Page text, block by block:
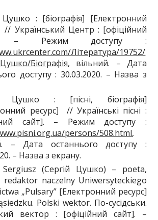
: [біографія] [Електронний
// Український Центр : [офіційний
– Режим доступу :
Література/19752/
Біографія, вільний. – Дата
доступу : 30.03.2020. – Назва з
Цушко : [пісні, біографія]
ресурс] // Українські пісні :
сайт]. – Режим доступу :
persons/508.html,
– Дата останнього доступу :
– Назва з екрану.
Sergiusz (Сергій Цушко) – poeta,
redaktor naczelny Uniwersyteckiego
„Pulsary” [Електронний ресурс]
Polski wektor. По-сусідськи.
вектор : [офіційний сайт]. –